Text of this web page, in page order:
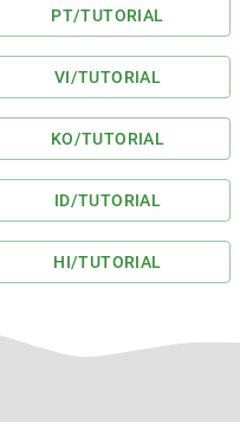
PT/TUTORIAL
VI/TUTORIAL
KO/TUTORIAL
ID/TUTORIAL
HI/TUTORIAL